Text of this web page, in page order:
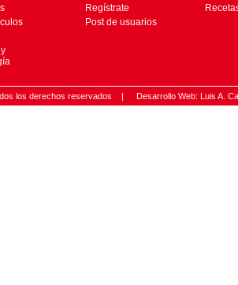
Regístrate
Post de usuarios
los derechos reservados | Desarrollo Web: Luis